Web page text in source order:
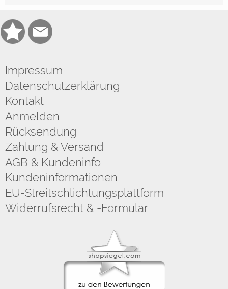
Impressum
Datenschutzerklärung
Kontakt
Anmelden
Rücksendung
Zahlung & Versand
AGB & Kundeninfo
Kundeninformationen
EU-Streitschlichtungsplattform
Widerrufsrecht & -Formular